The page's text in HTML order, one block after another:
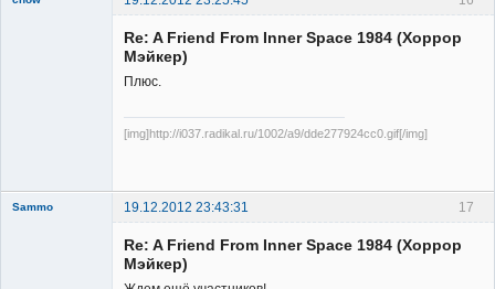
Re: A Friend From Inner Space 1984 (Хоррор
Мэйкер)
Плюс.
[img]http://i037.radikal.ru/1002/a9/dde277924cc0.gif[/img]
17
Sammo
19.12.2012 23:43:31
Re: A Friend From Inner Space 1984 (Хоррор
Мэйкер)